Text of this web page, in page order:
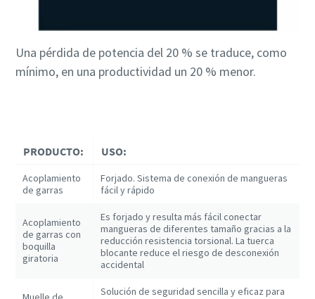
Una pérdida de potencia del 20 % se traduce, como
mínimo, en una productividad un 20 % menor.
PRODUCTO: USO:
Acoplamiento
de garras
Forjado. Sistema de conexión de mangueras
fácil y rápido
Acoplamiento
de garras con
boquilla
giratoria
Es forjado y resulta más fácil conectar
mangueras de diferentes tamaño gracias a la
reducción resistencia torsional. La tuerca
blocante reduce el riesgo de desconexión
accidental
Solución de seguridad sencilla y eficaz para